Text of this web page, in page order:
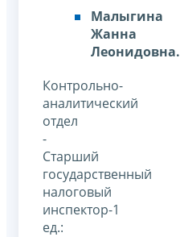
Малыгина
Жанна
Леонидовна.
Контрольно-
аналитический
отдел
-
Старший
государственный
налоговый
инспектор-1
ед.: